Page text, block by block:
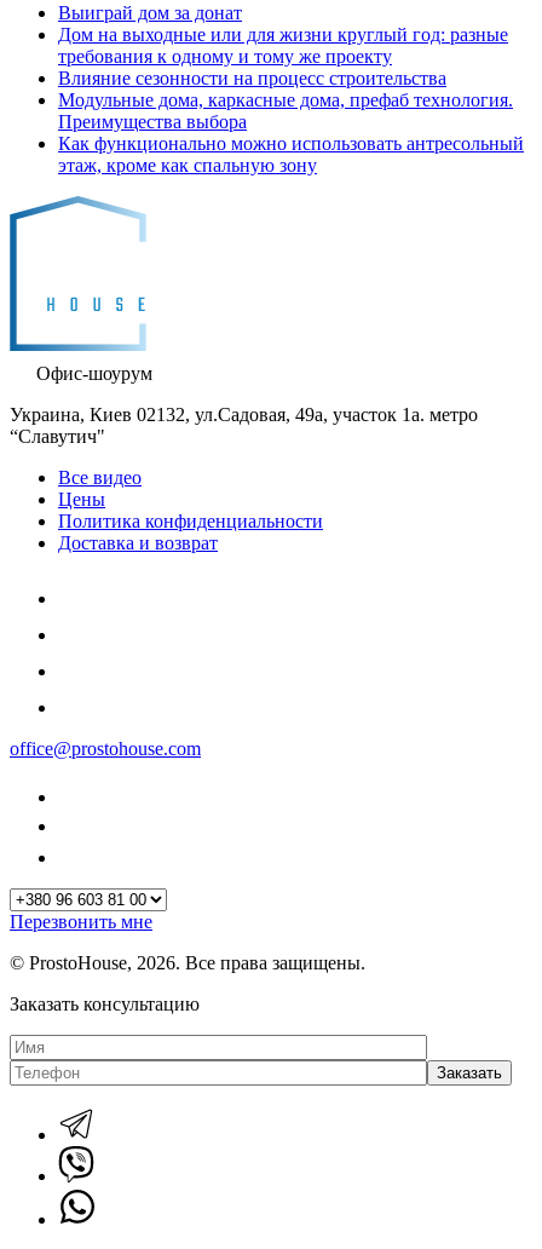
Выиграй дом за донат
Дом на выходные или для жизни круглый год: разные
требования к одному и тому же проекту
Влияние сезонности на процесс строительства
Модульные дома, каркасные дома, префаб технология.
Преимущества выбора
Как функционально можно использовать антресольный
этаж, кроме как спальную зону
Офис-шоурум
Украина, Киев 02132, ул.Садовая, 49а, участок 1а. метро
“Славутич"
Все видео
Цены
Политика конфиденциальности
Доставка и возврат
office@prostohouse.com
Перезвонить мне
© ProstoHouse, 2026. Все права защищены.
Заказать консультацию